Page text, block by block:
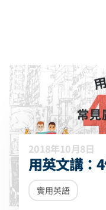
2018年10月8日
用英文講：
實用英語